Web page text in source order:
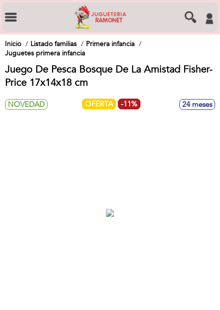
Inicio Listado familias
Primera infancia
Juguetes primera infancia
Juego De Pesca Bosque De La Amistad Fisher-
Price 17x14x18 cm
NOVEDAD OFERTA -11% 24 meses